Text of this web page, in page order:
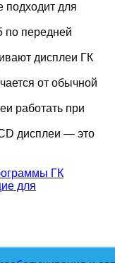
подходит для
по передней
дисплеи ГК
от обычной
работать при
дисплеи — это
ГК
для